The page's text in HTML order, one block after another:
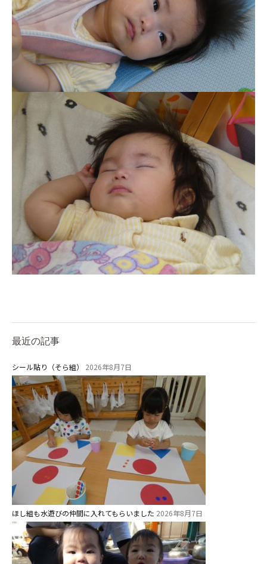
最近の記事
シール貼り（そら組） 2026年8月7日
ほし組も水遊びの仲間に入れてもらいました 2026年8月7日